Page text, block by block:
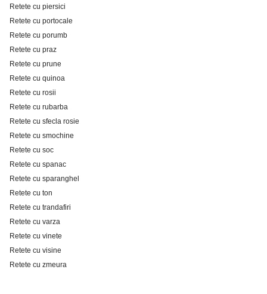
Retete cu piersici
Retete cu portocale
Retete cu porumb
Retete cu praz
Retete cu prune
Retete cu quinoa
Retete cu rosii
Retete cu rubarba
Retete cu sfecla rosie
Retete cu smochine
Retete cu soc
Retete cu spanac
Retete cu sparanghel
Retete cu ton
Retete cu trandafiri
Retete cu varza
Retete cu vinete
Retete cu visine
Retete cu zmeura